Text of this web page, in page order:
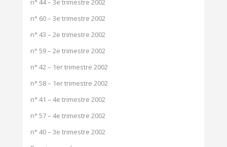
n° 44 – 3e trimestre 2002
n° 60 – 3e trimestre 2002
n° 43 – 2e trimestre 2002
n° 59 – 2e trimestre 2002
n° 42 – 1er trimestre 2002
n° 58 – 1er trimestre 2002
n° 41 – 4e trimestre 2002
n° 57 – 4e trimestre 2002
n° 40 – 3e trimestre 2002